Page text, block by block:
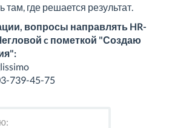
там, где решается результат.
вопросы направлять HR-
c пометкой "Создаю
739-45-75